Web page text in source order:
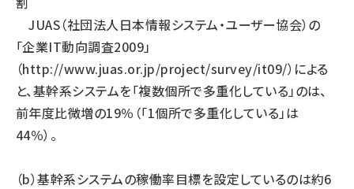
JUAS（社団法人日本情報システム・ユーザー協会）の
「企業IT動向調査2009」
（http://www.juas.or.jp/project/survey/it09/）による
と、基幹系システムを「複数個所で多重化している」のは、
前年度比微増の19％（「1個所で多重化している」は
44％）。
（b）基幹系システムの稼働率目標を設定しているのは約6